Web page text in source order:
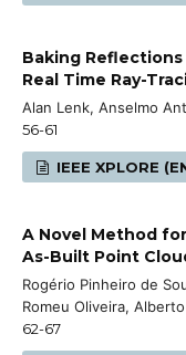
Baking
Real Time Ray-
Alan Lenk, Anselmo
56-61
IEEE XPLORE
A Novel Method
As-Built Point
Rogério Pinheiro de
Romeu Oliveira,
62-67